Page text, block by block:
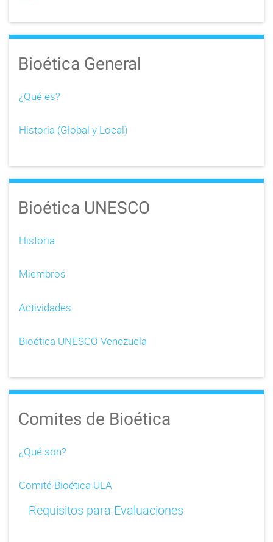
Bioética General
¿Qué es?
Historia (Global y Local)
Bioética UNESCO
Historia
Miembros
Actividades
Bioética UNESCO Venezuela
Comites de Bioética
¿Qué son?
Comité Bioética ULA
Requisitos para Evaluaciones